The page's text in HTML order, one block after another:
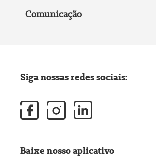
Comunicação
Siga nossas redes sociais:
Baixe nosso aplicativo